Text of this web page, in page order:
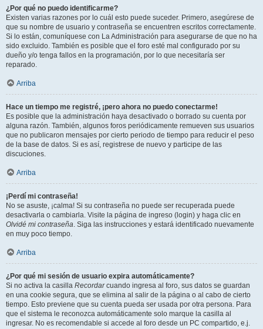
¿Por qué no puedo identificarme?
Existen varias razones por lo cuál esto puede suceder. Primero, asegúrese de
que su nombre de usuario y contraseña se encuentren escritos correctamente.
Si lo están, comuníquese con La Administración para asegurarse de que no ha
sido excluido. También es posible que el foro esté mal configurado por su
dueño y/o tenga fallos en la programación, por lo que necesitaría ser
reparado.
Arriba
Hace un tiempo me registré, ¡pero ahora no puedo conectarme!
Es posible que la administración haya desactivado o borrado su cuenta por
alguna razón. También, algunos foros periódicamente remueven sus usuarios
que no publicaron mensajes por cierto periodo de tiempo para reducir el peso
de la base de datos. Si es así, registrese de nuevo y participe de las
discuciones.
Arriba
¡Perdí mi contraseña!
No se asuste, ¡calma! Si su contraseña no puede ser recuperada puede
desactivarla o cambiarla. Visite la página de ingreso (login) y haga clic en
Olvidé mi contraseña. Siga las instrucciones y estará identificado nuevamente
en muy poco tiempo.
Arriba
¿Por qué mi sesión de usuario expira automáticamente?
Si no activa la casilla Recordarcuando ingresa al foro, sus datos se guardan
en una cookie segura, que se elimina al salir de la página o al cabo de cierto
tiempo. Esto previene que su cuenta pueda ser usada por otra persona. Para
que el sistema le reconozca automáticamente solo marque la casilla al
ingresar. No es recomendable si accede al foro desde un PC compartido, e.j.